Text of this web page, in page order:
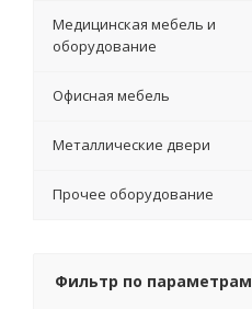
Медицинская мебель и
оборудование
Офисная мебель
Металлические двери
Прочее оборудование
Фильтр по параметрам